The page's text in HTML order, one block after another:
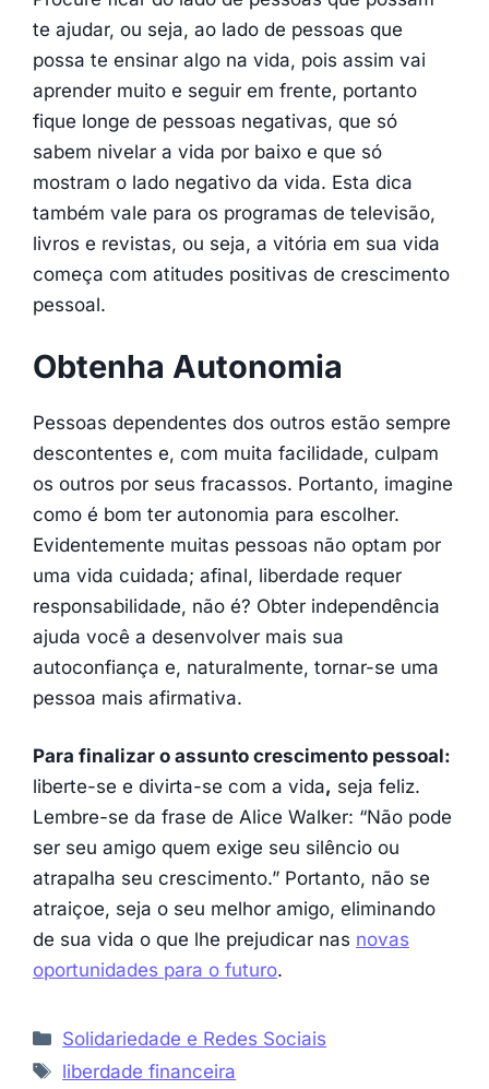
te ajudar, ou seja, ao lado de pessoas que
possa te ensinar algo na vida, pois assim vai
aprender muito e seguir em frente, portanto
fique longe de pessoas negativas, que só
sabem nivelar a vida por baixo e que só
mostram o lado negativo da vida. Esta dica
também vale para os programas de televisão,
livros e revistas, ou seja, a vitória em sua vida
começa com atitudes positivas de crescimento
pessoal.
Obtenha Autonomia
Pessoas dependentes dos outros estão sempre
descontentes e, com muita facilidade, culpam
os outros por seus fracassos. Portanto, imagine
como é bom ter autonomia para escolher.
Evidentemente muitas pessoas não optam por
uma vida cuidada; afinal, liberdade requer
responsabilidade, não é? Obter independência
ajuda você a desenvolver mais sua
autoconfiança e, naturalmente, tornar-se uma
pessoa mais afirmativa.
Para finalizar o assunto crescimento pessoal:
liberte-se e divirta-se com a vida, seja feliz.
Lembre-se da frase de Alice Walker: “Não pode
ser seu amigo quem exige seu silêncio ou
atrapalha seu crescimento.” Portanto, não se
atraiçoe, seja o seu melhor amigo, eliminando
de sua vida o que lhe prejudicar nas novas
oportunidades para o futuro.
Categorias
Solidariedade e Redes Sociais
Etiquetas
liberdade financeira